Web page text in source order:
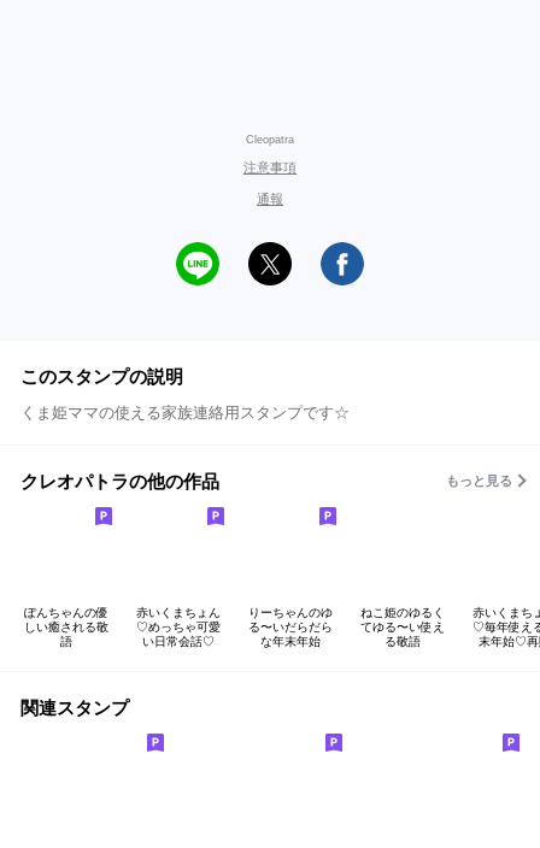
Cleopatra
注意事項
通報
このスタンプの説明
くま姫ママの使える家族連絡用スタンプです☆
クレオパトラの他の作品 もっと見る
ぽんちゃんの優
しい癒される敬
語
赤いくまちょん
♡めっちゃ可愛
い日常会話♡
りーちゃんのゆ
る〜いだらだら
な年末年始
ねこ姫のゆるく
てゆる〜い使え
る敬語
赤いくまち
♡毎年使え
末年始♡再
関連スタンプ